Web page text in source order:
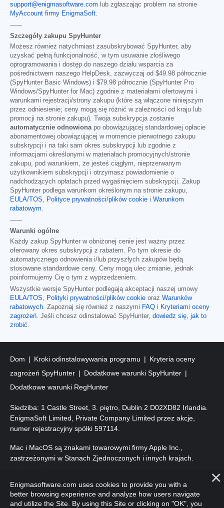
support@enigmasoftware.com lub zgłaszając problem na stronie
MyAccount firmy EnigmaSoft.
------
Szczegóły zakupu SpyHunter
Możesz również natychmiast zasubskrybować SpyHunter, aby
uzyskać pełną funkcjonalność, w tym usuwanie złośliwego
oprogramowania i dostęp do naszego działu wsparcia za
pośrednictwem naszego HelpDesk, zazwyczaj od $49.98 półrocznie
(SpyHunter Basic Windows) i $79.98 półrocznie (SpyHunter Pro
Windows/SpyHunter for Mac) zgodnie z materiałami ofertowymi i
warunkami rejestracji/strony zakupu (które są włączone niniejszym
przez odniesienie; ceny mogą się różnić w zależności od kraju lub
promocji na stronie zakupu). Twoja subskrypcja zostanie
automatycznie odnowionapo obowiązującej standardowej opłacie
abonamentowej obowiązującej w momencie pierwotnego zakupu
subskrypcji i na taki sam okres subskrypcji lub zgodnie z
informacjami określonymi w materiałach promocyjnych/stronie
zakupu, pod warunkiem, że jesteś ciągłym, nieprzerwanym
użytkownikiem subskrypcji i otrzymasz powiadomienie o
nadchodzących opłatach przed wygaśnięciem subskrypcji. Zakup
SpyHunter podlega warunkom określonym na stronie zakupu,
EULA/TOS, Polityce prywatności/plików cookie i Warunkom
rabatowym.
------
Warunki ogólne
Każdy zakup SpyHunter w obniżonej cenie jest ważny przez
oferowany okres subskrypcji z rabatem. Po tym okresie do
automatycznego odnowienia i/lub przyszłych zakupów będą
stosowane standardowe ceny. Ceny mogą ulec zmianie, jednak
poinformujemy Cię o tym z wyprzedzeniem.
Wszystkie wersje SpyHunter podlegają akceptacji naszej umowy
EULA/TOS, Polityki prywatności/plików cookie oraz Warunków
rabatowych. Zapoznaj się również z naszymi FAQ i Kryteriami oceny
zagrożeń. Jeśli chcesz odinstalować SpyHunter, dowiedz się, jak to
zrobić.
Dom Kroki odinstalowywania programu
Kryteria oceny
zagrożeń SpyHunter
Dodatkowe warunki SpyHunter
Dodatkowe warunki RegHunter
Siedziba: 1 Castle Street, 3. piętro, Dublin 2 D02XD82 Irlandia.
EnigmaSoft Limited, Private Company Limited przez akcje,
numer rejestracyjny spółki 597114.
Mac i MacOS są znakami towarowymi firmy Apple Inc.,
zastrzeżonymi w Stanach Zjednoczonych i innych krajach.
zastrzeżone.
Enigmasoftware.com uses cookies to provide you with a
better browsing experience and analyze how users navigate
and utilize the Site. By using this Site or clicking on "OK", you